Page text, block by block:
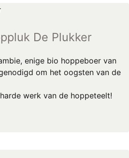
De Plukker
enige bio hoppeboer van
om het oogsten van de
werk van de hoppeteelt!